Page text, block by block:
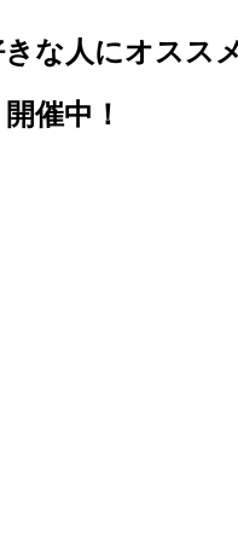
な人にオスス
催中！